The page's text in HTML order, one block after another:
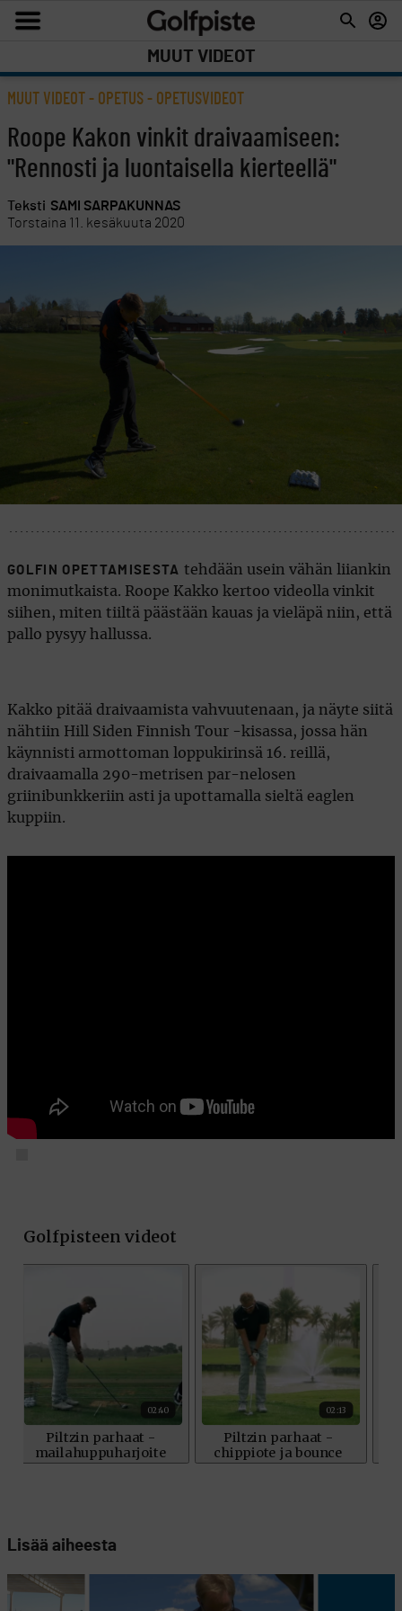
MUUT VIDEOT
MUUT VIDEOT - OPETUS - OPETUSVIDEOT
Roope Kakon vinkit draivaamiseen:
"Rennosti ja luontaisella kierteellä"
Teksti SAMI SARPAKUNNAS
Torstaina 11. kesäkuuta 2020
GOLFIN OPETTAMISESTA tehdään usein vähän liiankin
monimutkaista. Roope Kakko kertoo videolla vinkit
siihen, miten tiiltä päästään kauas ja vieläpä niin, että
pallo pysyy hallussa.
Kakko pitää draivaamista vahvuutenaan, ja näyte siitä
nähtiin Hill Siden Finnish Tour -kisassa, jossa hän
käynnisti armottoman loppukirinsä 16. reillä,
draivaamalla 290-metrisen par-nelosen
griinibunkkeriin asti ja upottamalla sieltä eaglen
kuppiin.
Lisää aiheesta